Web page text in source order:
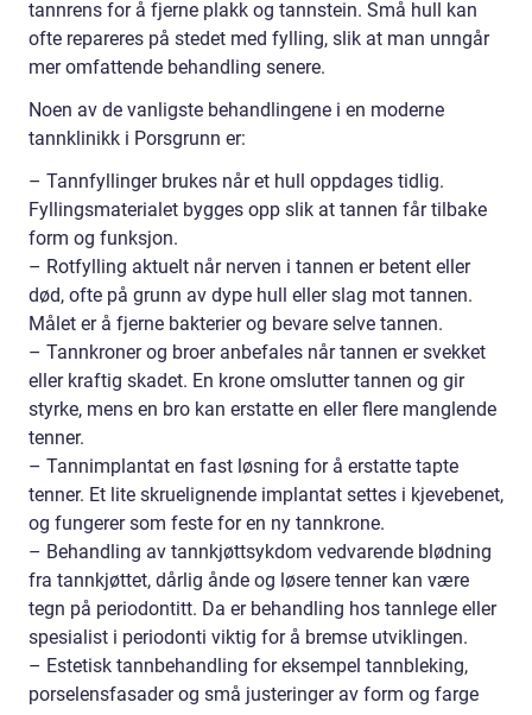
tannrens for å fjerne plakk og tannstein. Små hull kan
ofte repareres på stedet med fylling, slik at man unngår
mer omfattende behandling senere.
Noen av de vanligste behandlingene i en moderne
tannklinikk i Porsgrunn er:
– Tannfyllinger brukes når et hull oppdages tidlig.
Fyllingsmaterialet bygges opp slik at tannen får tilbake
form og funksjon.
– Rotfylling aktuelt når nerven i tannen er betent eller
død, ofte på grunn av dype hull eller slag mot tannen.
Målet er å fjerne bakterier og bevare selve tannen.
– Tannkroner og broer anbefales når tannen er svekket
eller kraftig skadet. En krone omslutter tannen og gir
styrke, mens en bro kan erstatte en eller flere manglende
tenner.
– Tannimplantat en fast løsning for å erstatte tapte
tenner. Et lite skruelignende implantat settes i kjevebenet,
og fungerer som feste for en ny tannkrone.
– Behandling av tannkjøttsykdom vedvarende blødning
fra tannkjøttet, dårlig ånde og løsere tenner kan være
tegn på periodontitt. Da er behandling hos tannlege eller
spesialist i periodonti viktig for å bremse utviklingen.
– Estetisk tannbehandling for eksempel tannbleking,
porselensfasader og små justeringer av form og farge